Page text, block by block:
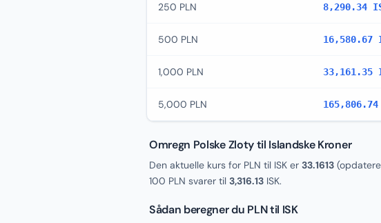
250 PLN 8,290.34
500 PLN 16,580.67
1,000 PLN 33,161.35
5,000 PLN
Omregn Polske Zloty til Islandske Kroner
Den aktuelle kurs for PLN til ISK er 33.1613
100 PLN svarer til 3,316.13 ISK.
Sådan beregner du PLN til ISK